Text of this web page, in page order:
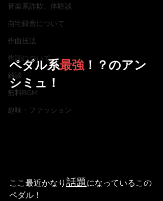
音楽系詐欺、体験談
自宅録音について
作曲技法
作詞について
雑談
無料BGM
趣味・ファッション
ペダル系最強 ！？のアン
シミュ！
ここ最近かなり 話題になっているこの
ペダル！